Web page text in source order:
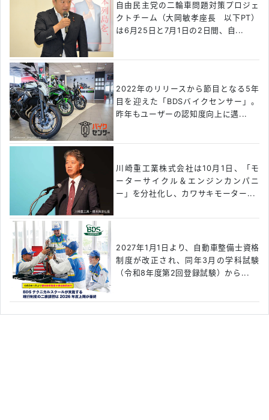
自由民主党の二輪車問題対策プロジェ
クトチーム（大岡敏孝座長 以下PT）
は6月25日と7月1日の2日間、自...
2022年のリリースから節目となる5年
目を迎えた「BDSバイクセンサー」。
昨年もユーザーの認知度向上に邁...
川崎重工業株式会社は10月1日、「モ
ーターサイクル＆エンジンカンパニ
ー」を分社化し、カワサキモーター...
2027年1月1日より、自動車整備士資格
制度が改正され、同年3月の学科試験
（令和8年度第2回登録試験）から...